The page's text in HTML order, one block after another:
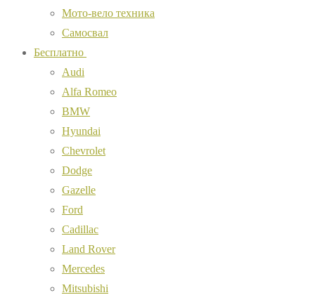
Мото-вело техника
Самосвал
Бесплатно
Audi
Alfa Romeo
BMW
Hyundai
Chevrolet
Dodge
Gazelle
Ford
Cadillac
Land Rover
Mercedes
Mitsubishi